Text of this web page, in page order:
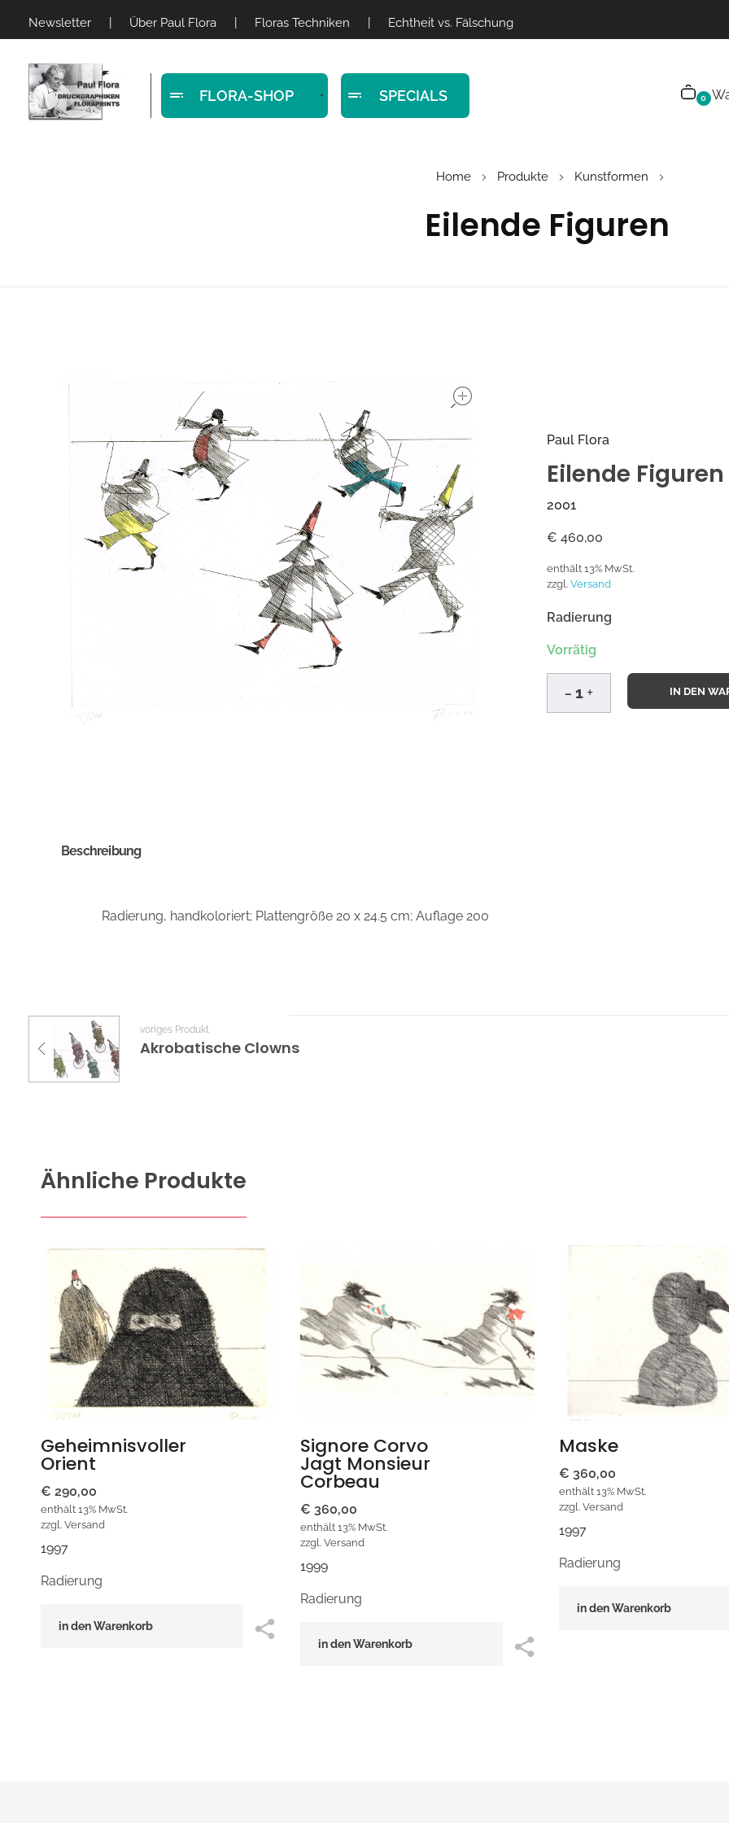
Newsletter Über Paul Flora Floras Techniken Echtheit vs. Fälschung
FLORA-SHOP SPECIALS 0
Home Produkte Kunstformen
Eilende Figuren
Paul Flora
Eilende Figuren
2001
€ 460,00
enthält 13% MwSt.
zzgl. Versand
Radierung
Vorrätig
IN DEN
Beschreibung
Radierung, handkoloriert; Plattengröße 20 x 24.5 cm; Auflage 200
voriges Produkt
Akrobatische Clowns
Ähnliche Produkte
Geheimnisvoller
Orient
€ 290,00
enthält 13% MwSt.
zzgl. Versand
1997
Radierung
in den Warenkorb
Signore Corvo
Jagt Monsieur
Corbeau
€ 360,00
enthält 13% MwSt.
zzgl. Versand
1999
Radierung
in den Warenkorb
Maske
€ 360,00
enthält 13% MwSt.
zzgl. Versand
1997
Radierung
in den Warenkorb